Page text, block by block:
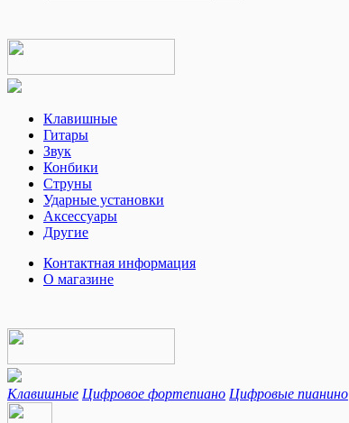
Клавишные
Гитары
Звук
Конбики
Струны
Ударные установки
Аксессуары
Другие
Контактная информация
О магазине
Клавишные Цифровое фортепиано Цифровые пианино